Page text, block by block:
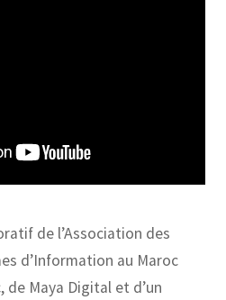
de l’Association des
d’Information au Maroc
de Maya Digital et d’un